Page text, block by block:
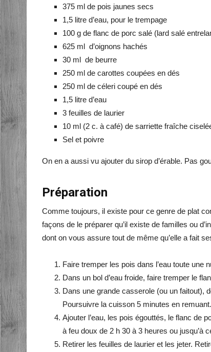
375 ml de pois jaunes secs
1,5 litre d’eau, pour le trempage
100 g de flanc de porc salé (lard salé
625 ml d’oignons hachés
30 ml de beurre
250 ml de carottes coupées en dés
250 ml de céleri coupé en dés
1,5 litre d’eau
3 feuilles de laurier
10 ml (2 c. à café) de sarriette fraîche
Sel et poivre
On en a aussi vu ajouter du sirop d’érable. Pas
Préparation
Comme toujours, il existe pour ce genre de plat
façons de le préparer qu’il existe de familles ou
dont on vous assure tout de même qu’elle a fait
Faire tremper les pois dans l’eau toute une
Dans un bol d’eau froide, faire tremper le
Dans une grande casserole (ou un faitout),
Poursuivre la cuisson 5 minutes en remuant.
Ajouter l’eau, les pois égouttés, le flanc de
à feu doux de 2 h 30 à 3 heures ou jusqu’à
Retirer les feuilles de laurier et les jeter.